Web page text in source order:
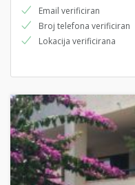
Email verificiran
Broj telefona verificiran
Lokacija verificirana